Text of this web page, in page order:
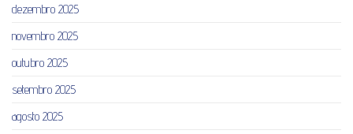
dezembro 2025
novembro 2025
outubro 2025
setembro 2025
agosto 2025